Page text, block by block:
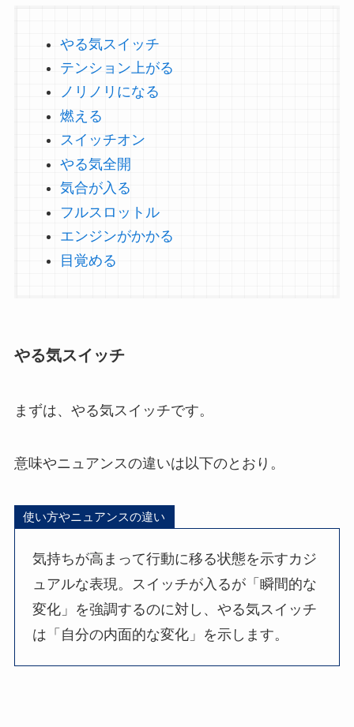
やる気スイッチ
テンション上がる
ノリノリになる
燃える
スイッチオン
やる気全開
気合が入る
フルスロットル
エンジンがかかる
目覚める
やる気スイッチ
まずは、やる気スイッチです。
意味やニュアンスの違いは以下のとおり。
使い方やニュアンスの違い
気持ちが高まって行動に移る状態を示すカジ
ュアルな表現。スイッチが入るが「瞬間的な
変化」を強調するのに対し、やる気スイッチ
は「自分の内面的な変化」を示します。